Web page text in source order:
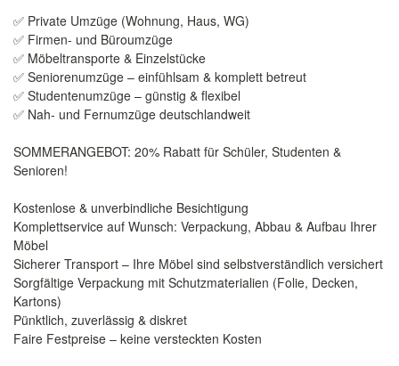
✅ Private Umzüge (Wohnung, Haus, WG)
✅ Firmen- und Büroumzüge
✅ Möbeltransporte & Einzelstücke
✅ Seniorenumzüge – einfühlsam & komplett betreut
✅ Studentenumzüge – günstig & flexibel
✅ Nah- und Fernumzüge deutschlandweit
SOMMERANGEBOT: 20% Rabatt für Schüler, Studenten &
Senioren!
Kostenlose & unverbindliche Besichtigung
Komplettservice auf Wunsch: Verpackung, Abbau & Aufbau Ihrer
Möbel
Sicherer Transport – Ihre Möbel sind selbstverständlich versichert
Sorgfältige Verpackung mit Schutzmaterialien (Folie, Decken,
Kartons)
Pünktlich, zuverlässig & diskret
Faire Festpreise – keine versteckten Kosten